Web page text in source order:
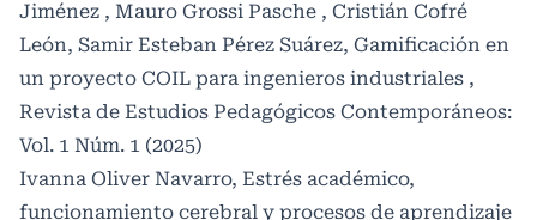
Jiménez , Mauro Grossi Pasche , Cristián Cofré
León, Samir Esteban Pérez Suárez, Gamificación en
un proyecto COIL para ingenieros industriales ,
Revista de Estudios Pedagógicos Contemporáneos:
Vol. 1 Núm. 1 (2025)
Ivanna Oliver Navarro, Estrés académico,
funcionamiento cerebral y procesos de aprendizaje